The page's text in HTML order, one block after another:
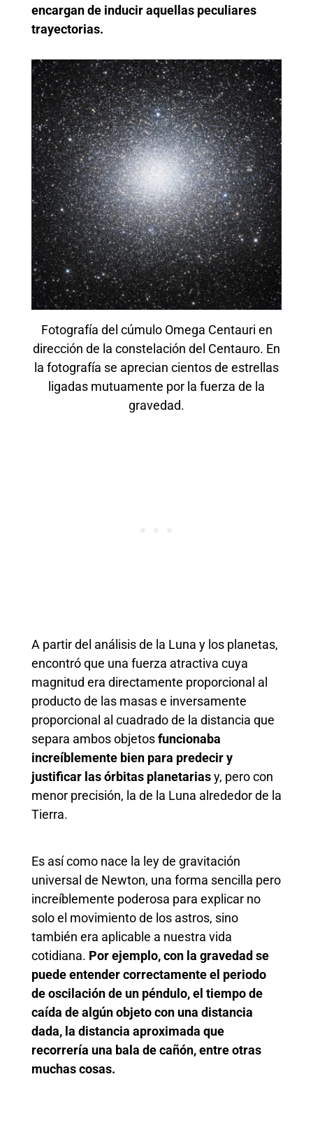
encargan de inducir aquellas peculiares
trayectorias.
Fotografía del cúmulo Omega Centauri en
dirección de la constelación del Centauro. En
la fotografía se aprecian cientos de estrellas
ligadas mutuamente por la fuerza de la
gravedad.
A partir del análisis de la Luna y los planetas,
encontró que una fuerza atractiva cuya
magnitud era directamente proporcional al
producto de las masas e inversamente
proporcional al cuadrado de la distancia que
separa ambos objetosfuncionaba
increíblemente bien para predecir y
justificar las órbitas planetariasy, pero con
menor precisión, la de la Luna alrededor de la
Tierra.
Es así como nace la ley de gravitación
universal de Newton, una forma sencilla pero
increíblemente poderosa para explicar no
solo el movimiento de los astros, sino
también era aplicable a nuestra vida
cotidiana. Por ejemplo, con la gravedad se
puede entender correctamente el periodo
de oscilación de un péndulo, el tiempo de
caída de algún objeto con una distancia
dada, la distancia aproximada que
recorrería una bala de cañón, entre otras
muchas cosas.